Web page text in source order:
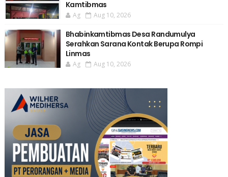
Kamtibmas
Ag Aug 10, 2026
Bhabinkamtibmas Desa Randumulya
Serahkan Sarana Kontak Berupa Rompi
Linmas
Ag Aug 10, 2026